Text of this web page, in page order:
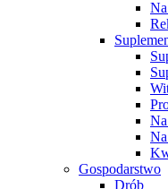
Gospodarstwo
Drób